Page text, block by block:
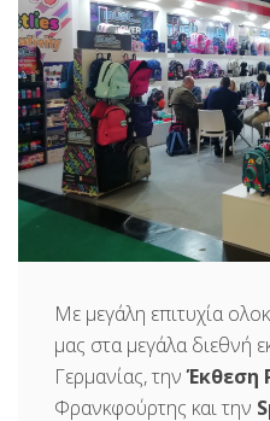
Με μεγάλη επιτυχία
μας στα μεγάλα διεθνή
Γερμανίας, τηνΈκθεση
Φρανκφούρτης και την